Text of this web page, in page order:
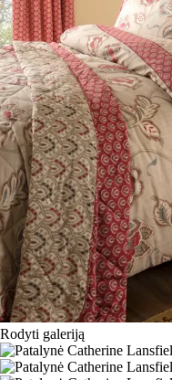
Rodyti galeriją